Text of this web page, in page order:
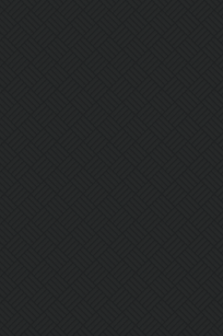
третьим
третьим
третьим